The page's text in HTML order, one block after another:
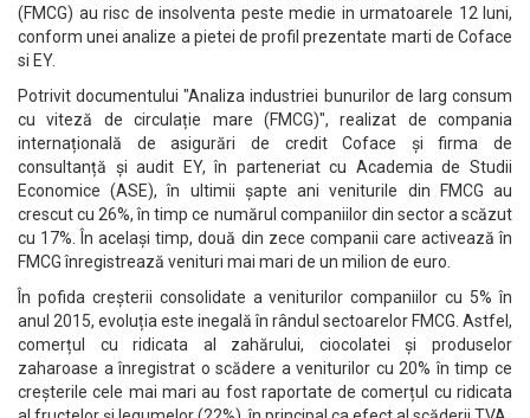
(FMCG) au risc de insolventa peste medie in urmatoarele 12 luni,
conform unei analize a pietei de profil prezentate marti de Coface
si EY.
Potrivit documentului "Analiza industriei bunurilor de larg consum
cu viteză de circulație mare (FMCG)", realizat de compania
internațională de asigurări de credit Coface și firma de
consultanță și audit EY, în parteneriat cu Academia de Studii
Economice (ASE), în ultimii șapte ani veniturile din FMCG au
crescut cu 26%, în timp ce numărul companiilor din sector a scăzut
cu 17%. În același timp, două din zece companii care activează în
FMCG înregistrează venituri mai mari de un milion de euro.
În pofida creșterii consolidate a veniturilor companiilor cu 5% în
anul 2015, evoluția este inegală în rândul sectoarelor FMCG. Astfel,
comerțul cu ridicata al zahărului, ciocolatei și produselor
zaharoase a înregistrat o scădere a veniturilor cu 20% în timp ce
creșterile cele mai mari au fost raportate de comerțul cu ridicata